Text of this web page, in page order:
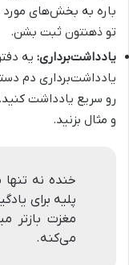
باره به بخش‌های مورد
تو ذهنتون ثبت بشن.
یادداشت‌برداری: یه
یادداشت‌برداری دم
رو سریع یادداشت
و مثال بزنید.
خنده نه تنها
پلیه برای
مغزت بازتر
می‌کنه.